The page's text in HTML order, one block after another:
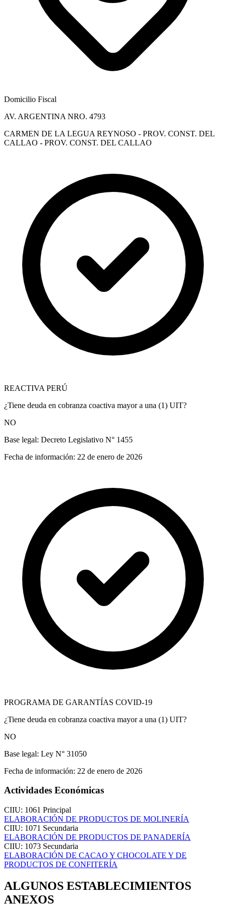
Domicilio Fiscal
AV. ARGENTINA NRO. 4793
CARMEN DE LA LEGUA REYNOSO - PROV. CONST. DEL
CALLAO - PROV. CONST. DEL CALLAO
REACTIVA PERÚ
¿Tiene deuda en cobranza coactiva mayor a una (1) UIT?
NO
Base legal: Decreto Legislativo N° 1455
Fecha de información: 22 de enero de 2026
PROGRAMA DE GARANTÍAS COVID-19
¿Tiene deuda en cobranza coactiva mayor a una (1) UIT?
NO
Base legal: Ley N° 31050
Fecha de información: 22 de enero de 2026
Actividades Económicas
CIIU: 1061 Principal
ELABORACIÓN DE PRODUCTOS DE MOLINERÍA
CIIU: 1071 Secundaria
ELABORACIÓN DE PRODUCTOS DE PANADERÍA
CIIU: 1073 Secundaria
ELABORACIÓN DE CACAO Y CHOCOLATE Y DE
PRODUCTOS DE CONFITERÍA
ALGUNOS ESTABLECIMIENTOS
ANEXOS